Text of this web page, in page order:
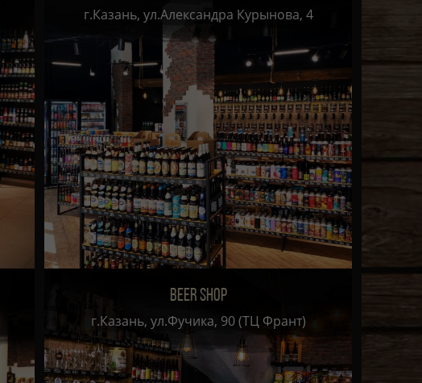
г.Казань, ул.Александра Курынова, 4
BEER SHOP
г.Казань, ул.Фучика, 90 (ТЦ Франт)